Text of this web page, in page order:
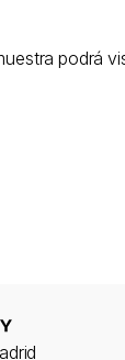
podrá